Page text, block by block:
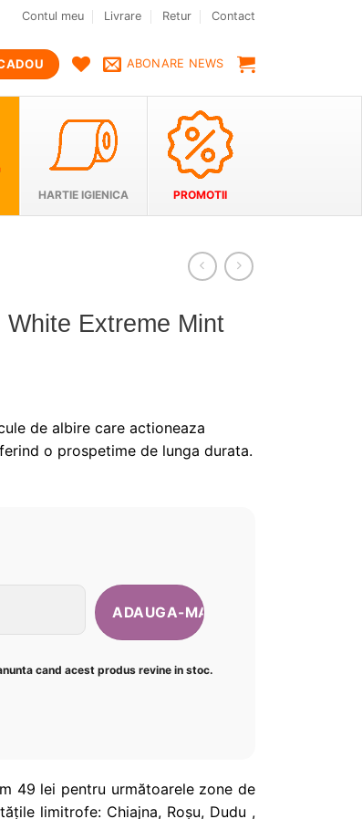
Contul meu Livrare Retur Contact
ABONARE NEWS
HARTIE IGIENICA PROMOTII
Extreme Mint
de albire care actioneaza
o prospetime de lunga durata.
cand acest produs revine in stoc.
49 lei pentru următoarele zone de
limitrofe: Chiajna, Roșu, Dudu ,